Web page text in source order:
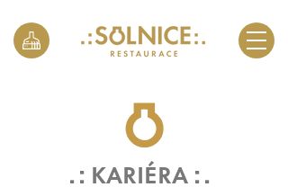
. : KARIÉRA : .